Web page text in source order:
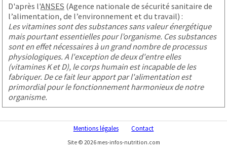
D'après l'ANSES (Agence nationale de sécurité sanitaire de
l’alimentation, de l’environnement et du travail) :
Les vitamines sont des substances sans valeur énergétique
mais pourtant essentielles pour l’organisme. Ces substances
sont en effet nécessaires à un grand nombre de processus
physiologiques. A l'exception de deux d'entre elles
(vitamines K et D), le corps humain est incapable de les
fabriquer. De ce fait leur apport par l'alimentation est
primordial pour le fonctionnement harmonieux de notre
organisme.
Mentions légales Contact
Site © 2026 mes-infos-nutrition.com